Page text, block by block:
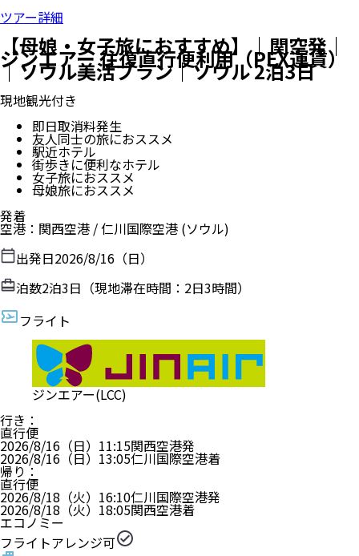
ツアー詳細
【母娘・女子旅におすすめ】｜関空発｜
ジンエアー 往復直行便利用（PEX運賃）
｜ソウル美活プラン｜ソウル 2泊3日
現地観光付き
即日取消料発生
友人同士の旅におススメ
駅近ホテル
街歩きに便利なホテル
女子旅におススメ
母娘旅におススメ
発着
空港 ： 関西空港 /仁川国際空港 (ソウル)
出発日2026/8/16（日）
泊数2泊3日（現地滞在時間： 2日3時間）
フライト
ジンエアー(LCC)
行き ：
直行便
2026/8/16（日） 11:15関西空港発
2026/8/16（日） 13:05仁川国際空港着
帰り ：
直行便
2026/8/18（火） 16:10仁川国際空港発
2026/8/18（火） 18:05関西空港着
エコノミー
フライトアレンジ可